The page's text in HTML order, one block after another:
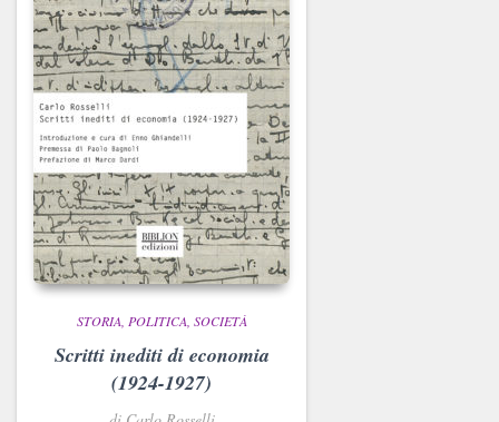
STORIA, POLITICA, SOCIETÀ
Scritti inediti di economia
(1924-1927)